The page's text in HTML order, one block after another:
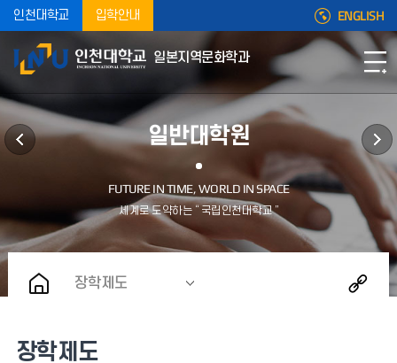
인천대학교 입학안내 ENGLISH
일본지역문화학과
일반대학원
장학제도
장학제도